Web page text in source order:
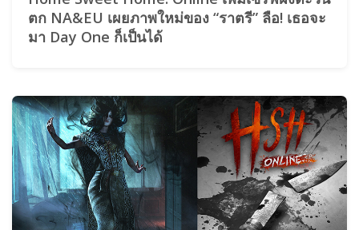
ตก NA&EU เผยภาพใหม่ของ “ราตรี” ลือ! เธอจะ
มา Day One ก็เป็นได้